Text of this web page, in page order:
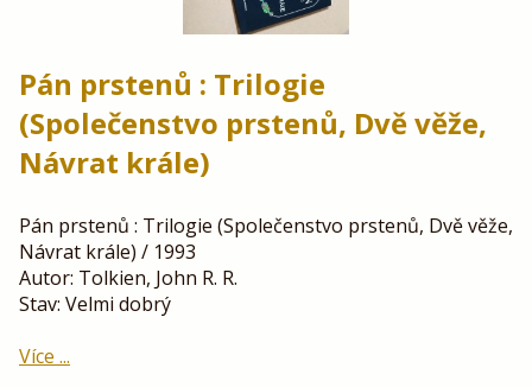
Pán prstenů : Trilogie
(Společenstvo prstenů, Dvě věže,
Návrat krále)
Pán prstenů : Trilogie (Společenstvo prstenů, Dvě věže,
Návrat krále) / 1993
Autor: Tolkien, John R. R.
Stav: Velmi dobrý
Více ...